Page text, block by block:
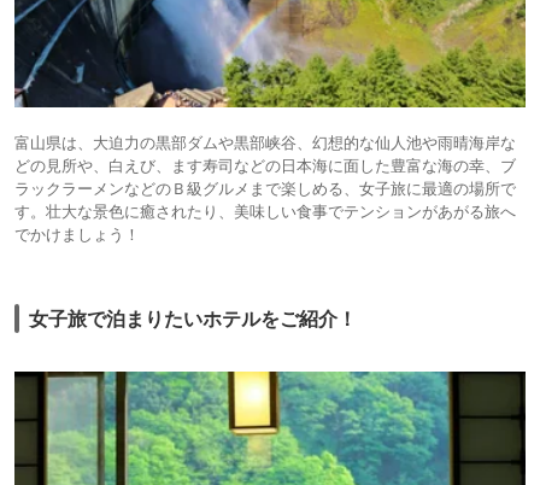
富山県は、大迫力の黒部ダムや黒部峡谷、幻想的な仙人池や雨晴海岸な
どの見所や、白えび、ます寿司などの日本海に面した豊富な海の幸、ブ
ラックラーメンなどのＢ級グルメまで楽しめる、女子旅に最適の場所で
す。壮大な景色に癒されたり、美味しい食事でテンションがあがる旅へ
でかけましょう！
女子旅で泊まりたいホテルをご紹介！